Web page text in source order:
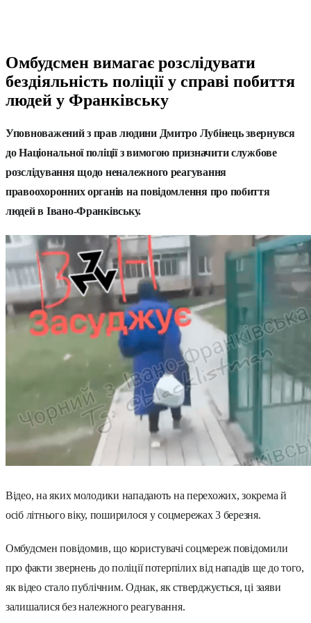
Омбудсмен вимагає розслідувати
бездіяльність поліції у справі побиття
людей у Франківську
Уповноважений з прав людини Дмитро Лубінець звернувся
до Національної поліції з вимогою призначити службове
розслідування щодо неналежного реагування
правоохоронних органів на повідомлення про побиття
людей в Івано-Франківську.
Відео, на яких молодики нападають на перехожих, зокрема й
осіб літнього віку, поширилося у соцмережах 3 березня.
Омбудсмен повідомив, що користувачі соцмереж повідомили
про факти звернень до поліції потерпілих від нападів ще до того,
як відео стало публічним. Однак, як стверджується, ці заяви
залишалися без належного реагування.